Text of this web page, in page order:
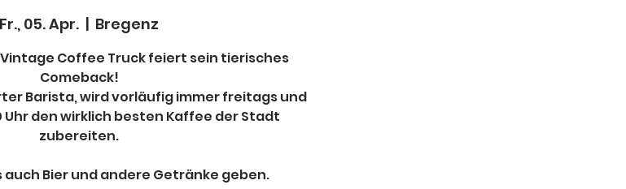
Fr., 05. Apr.
  |
Bregenz
Coffee Truck feiert sein tierisches
Comeback!
Barista, wird vorläufig immer freitags und
Uhr den wirklich besten Kaffee der Stadt
zubereiten.
auch Bier und andere Getränke geben.